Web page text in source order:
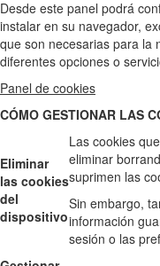
Desde este panel podrá
instalar en su navegador,
que son necesarias para la
diferentes opciones o
Panel de cookies
CÓMO GESTIONAR LAS
Eliminar
las cookies
del
dispositivo
Las cookies
eliminar
suprimen las
Sin embargo,
información
sesión o las